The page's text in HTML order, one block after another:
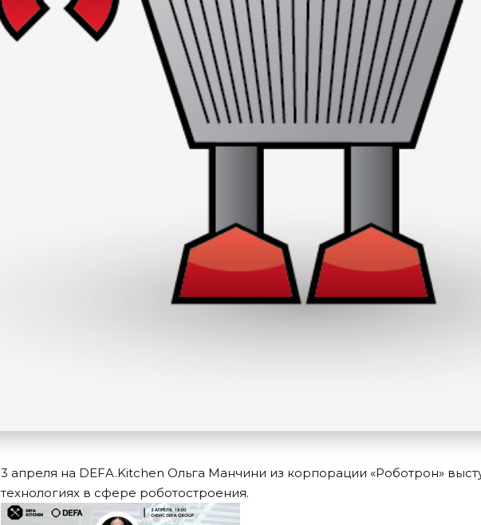
3 апреля на DEFA.Kitchen Ольга Манчини из корпорации «Роботрон»
технологиях в сфере роботостроения.